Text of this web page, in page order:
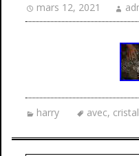
mars 12, 2021
harry avec, cristal